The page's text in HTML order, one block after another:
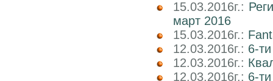
15.03.2016г.:
март 2016
15.03.2016г.:
12.03.2016г.: 6-
12.03.2016г.:
12.03.2016г.: 6-